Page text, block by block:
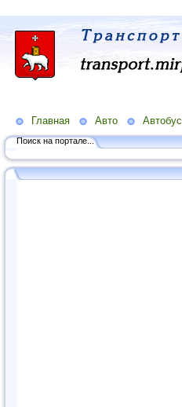
Главная Авто Автобус
Поиск на портале...